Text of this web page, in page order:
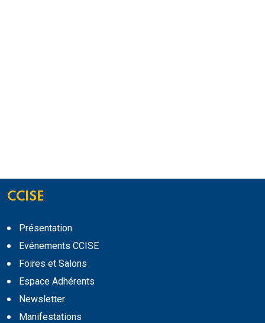
CCISE
Présentation
Evénements CCISE
Foires et Salons
Espace Adhérents
Newsletter
Manifestations